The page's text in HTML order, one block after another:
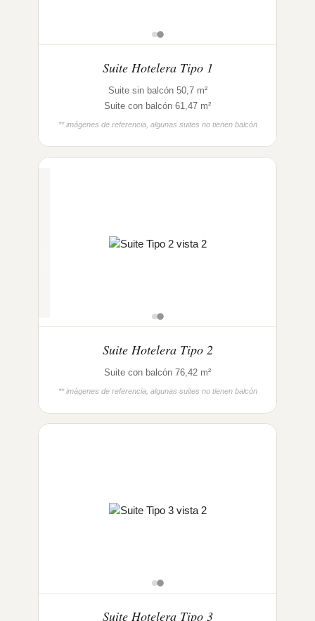
Suite Hotelera Tipo 1
Suite sin balcón 50,7 m²
Suite con balcón 61,47 m²
** imágenes de referencia, algunas suites no tienen balcón
Suite Hotelera Tipo 2
Suite con balcón 76,42 m²
** imágenes de referencia, algunas suites no tienen balcón
Suite Hotelera Tipo 3